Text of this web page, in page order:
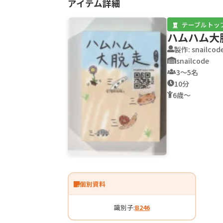
アイテム詳細
テーブルトッ
ハムハム大
製作:
snailcode
3〜5名
10分
6歳〜
個別資料
識別子:B246